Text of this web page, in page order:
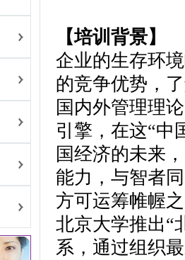
【培训背景】
企业的生存环
的竞争优势，
国内外管理理
引擎，在这“中
国经济的未来
能力，与智者
方可运筹帷幄
北京大学推出“
系，通过组织